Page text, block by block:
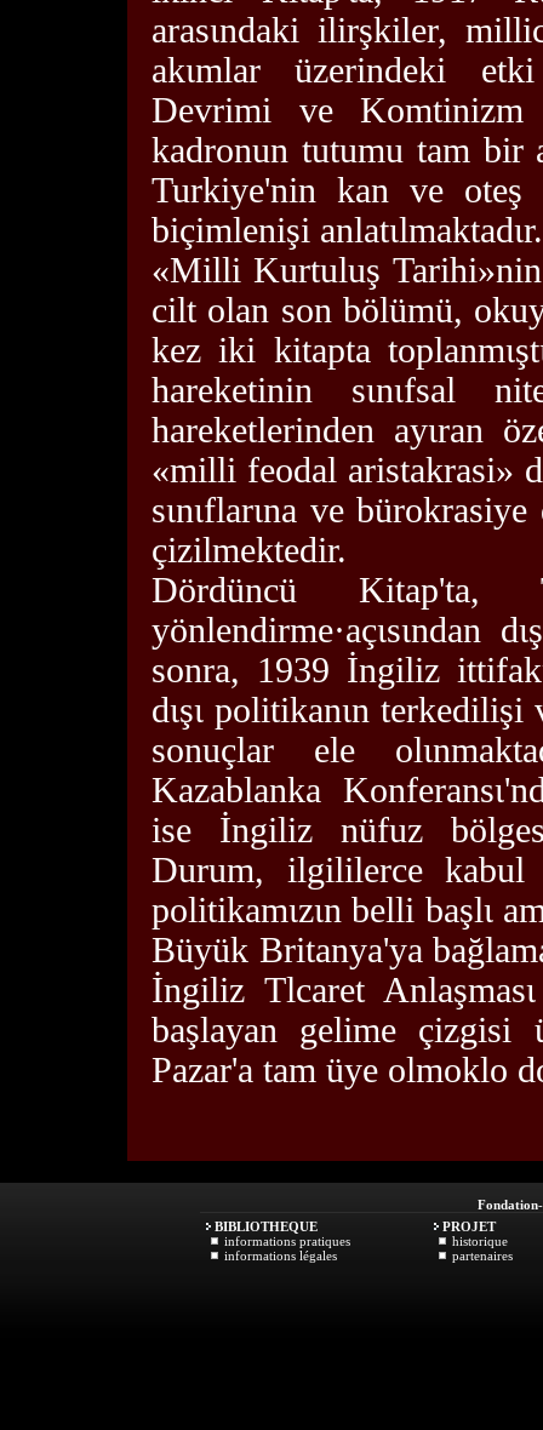
arasιndaki ilirşkiler,
akιmlar üzerindeki
Devrimi ve Komtinizm
kadronun tutumu tam bir
Turkiye'nin kan ve oteş
biçimlenişi anlatιlmaktadιr.
«Milli Kurtuluş Tarihi»nin
cilt olan son bölümü,
kez iki kitapta
hareketinin sιnιfsal
hareketlerinden ayιran
«milli feodal aristakrasi»
sιnιflarιna ve
çizilmektedir.
Dördüncü Kitap'ta,
yönlendirme·açιsιndan
sonra, 1939 İngiliz
dιşι politikanιn
sonuçlar ele
Kazablanka
ise İngiliz nüfuz bölgesi
Durum, ilgililerce kabul
politikamιzιn belli başlι
Büyük Britanya'ya
İngiliz Tlcaret
başlayan gelime çizgisi
Pazar'a tam üye olmoklo
Fondation
BIBLIOTHEQUE
informations pratiques
informations légales
PROJET
historique
partenaires